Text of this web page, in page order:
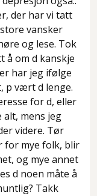
der har vi tatt
vansker
og lese. Tok
å om d kanskje
har jeg ifølge
p vært d lenge.
for d, eller
alt, mens jeg
videre. Tør
for mye folk, blir
og mye annet
d noen måte å
Takk